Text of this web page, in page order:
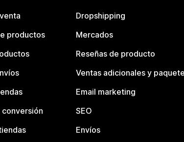
productos
Dropshipping
Mercados
Reseñas de producto
Ventas adicionales y
Email marketing
SEO
Envíos